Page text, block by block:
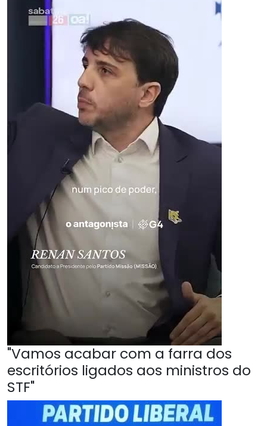
"Vamos acabar com a farra dos
escritórios ligados aos ministros do
STF"